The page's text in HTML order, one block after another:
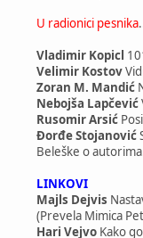
U radionici pesnika
Vladimir Kopicl
Velimir Kostov
Zoran M. Mandić
Nebojša Lapčević
Rusomir Arsić
Đorđe Stojanović
Beleške o
LINKOVI
Majls Dejvis
(Prevela Mimica
Hari Vejvo Kako